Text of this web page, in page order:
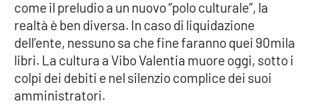
Catanzarochannel.it
APP
Android
come il preludio a un nuovo “polo culturale”, la
realtà è ben diversa. In caso di liquidazione
dell’ente, nessuno sa che fine faranno quei 90mila
libri. La cultura a Vibo Valentia muore oggi, sotto i
colpi dei debiti e nel silenzio complice dei suoi
amministratori.